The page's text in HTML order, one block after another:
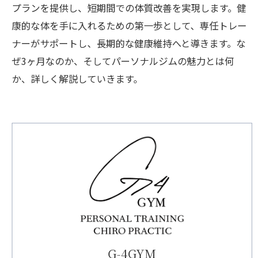
プランを提供し、短期間での体質改善を実現します。健
康的な体を手に入れるための第一歩として、専任トレー
ナーがサポートし、長期的な健康維持へと導きます。な
ぜ3ヶ月なのか、そしてパーソナルジムの魅力とは何
か、詳しく解説していきます。
G-4GYM